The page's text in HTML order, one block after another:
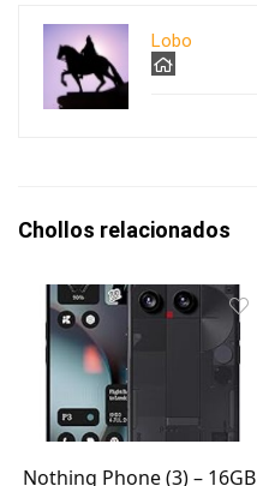
Lobo
Chollos relacionados
Nothing Phone (3) – 16GB